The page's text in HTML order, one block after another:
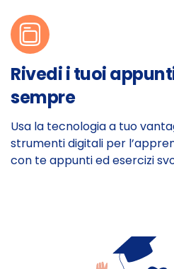
Rivedi i tuoi
sempre
Usa la tecnologia a tuo
strumenti digitali per
con te appunti ed esercizi